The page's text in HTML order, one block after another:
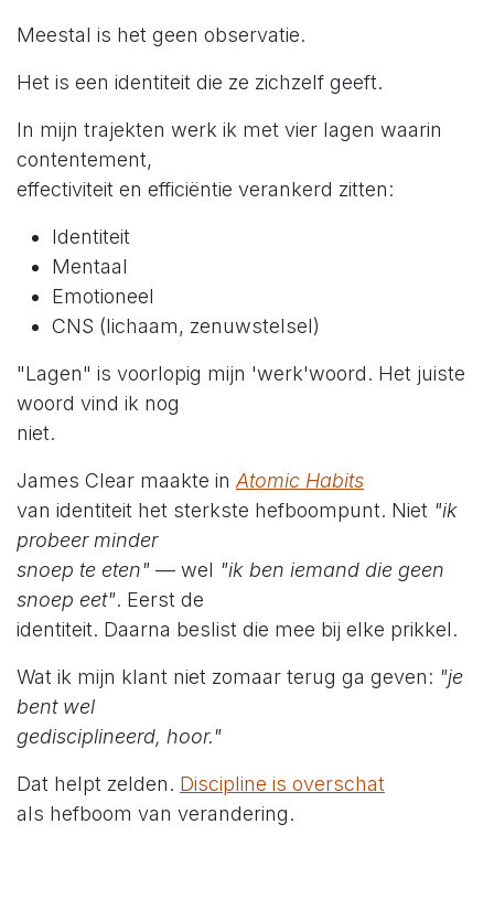
Meestal is het geen observatie.
Het is een identiteit die ze zichzelf geeft.
In mijn trajekten werk ik met vier lagen waarin
contentement,
effectiviteit en efficiëntie verankerd zitten:
Identiteit
Mentaal
Emotioneel
CNS (lichaam, zenuwstelsel)
"Lagen" is voorlopig mijn 'werk'woord. Het juiste
woord vind ik nog
niet.
James Clear maakte in Atomic Habits
van identiteit het sterkste hefboompunt. Niet "ik
probeer minder
snoep te eten" — wel "ik ben iemand die geen
snoep eet". Eerst de
identiteit. Daarna beslist die mee bij elke prikkel.
Wat ik mijn klant niet zomaar terug ga geven: "je
bent wel
gedisciplineerd, hoor."
Dat helpt zelden. Discipline is overschat
als hefboom van verandering.